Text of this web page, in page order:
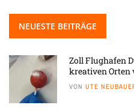
NEUESTE BEITRÄGE
Zoll Flughafen
kreativen Orten
VON UTE